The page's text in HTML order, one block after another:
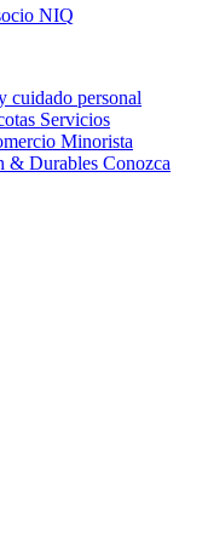
NIQ
cuidado personal
Servicios
Minorista
& Durables Conozca